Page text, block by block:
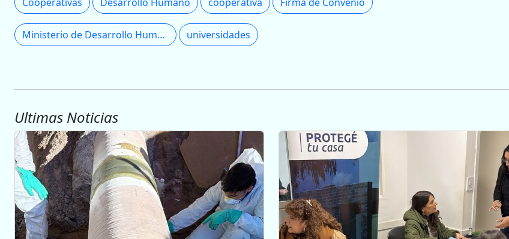
Ministerio de Desarrollo Humano universidades
Ultimas Noticias